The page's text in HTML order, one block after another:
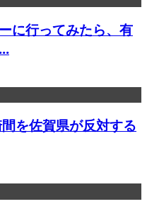
に行ってみたら、有
を佐賀県が反対する